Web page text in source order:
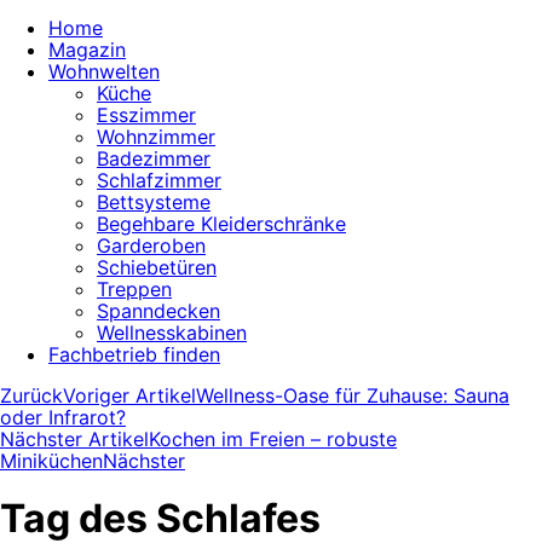
Home
Magazin
Wohnwelten
Küche
Esszimmer
Wohnzimmer
Badezimmer
Schlafzimmer
Bettsysteme
Begehbare Kleiderschränke
Garderoben
Schiebetüren
Treppen
Spanndecken
Wellnesskabinen
Fachbetrieb finden
ZurückVoriger ArtikelWellness-Oase für Zuhause: Sauna
oder Infrarot?
Nächster ArtikelKochen im Freien – robuste
MiniküchenNächster
Tag des Schlafes